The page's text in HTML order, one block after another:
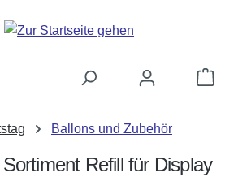
Ballons und Zubehör
Refill für Display